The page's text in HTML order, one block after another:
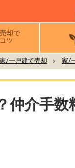
却で
ツ
家/一戸建て売却 家/
仲介手数